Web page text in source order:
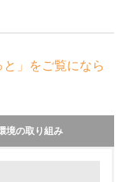
」をご覧になら
境の取り組み